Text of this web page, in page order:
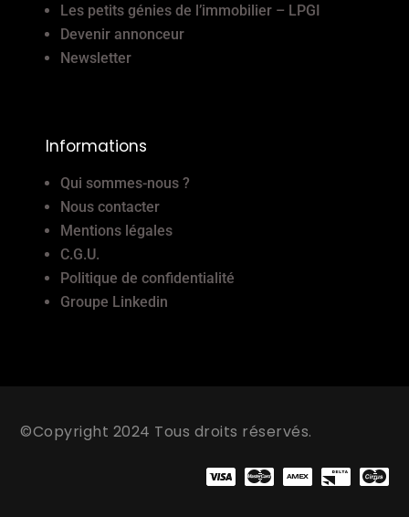
Les petits génies de l’immobilier – LPGI
Devenir annonceur
Newsletter
Informations
Qui sommes-nous ?
Nous contacter
Mentions légales
C.G.U.
Politique de confidentialité
Groupe Linkedin
©Copyright 2024 Tous droits réservés.